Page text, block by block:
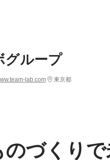
グループ
lab.com 東京都
づくり